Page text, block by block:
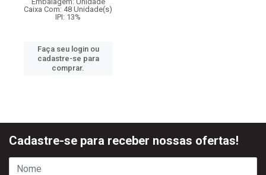
Caixa Com: 48 Unidade(s)
IPI: 13%
Faça seu login ou
cadastre-se para
comprar.
Cadastre-se para receber nossas ofertas!